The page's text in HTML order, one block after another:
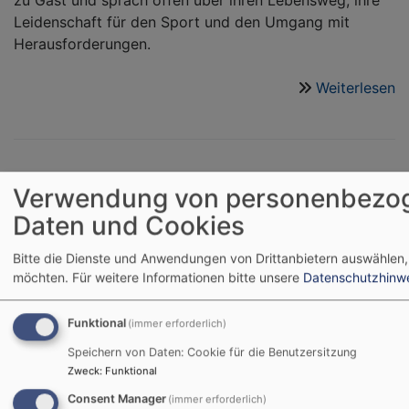
Leidenschaft für den Sport und den Umgang mit
Herausforderungen.
Weiterlesen
–
Glaube in Bewegung – 350
Jugendliche beim ersten
bayerischen Konfi-Aktiv-
Tag in Nürnberg
Sport, Kreativität und
erstenKonfi-Aktiv-
Verwendung von
Daten und Cookies
Bitte die Dienste und Anwendungen von Drittanbietern
möchten. Für weitere Informationen bitte unsere
Funktional (immer erforderlich)
Speichern von Daten: Cookie für die Benutzersitzung
Zweck: Funktional
Consent Manager (immer erforderlich)